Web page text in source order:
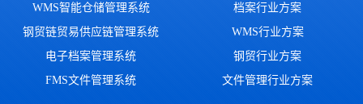
WMS智能仓储管理系统
钢贸链贸易供应链管理系统
电子档案管理系统
FMS文件管理系统
档案行业方案
WMS行业方案
钢贸行业方案
文件管理行业方案